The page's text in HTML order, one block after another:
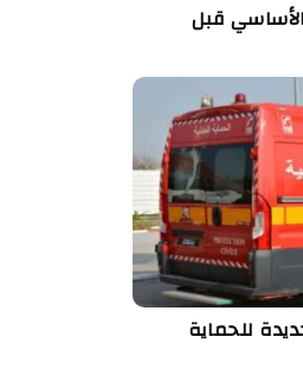
قبل
للحماية